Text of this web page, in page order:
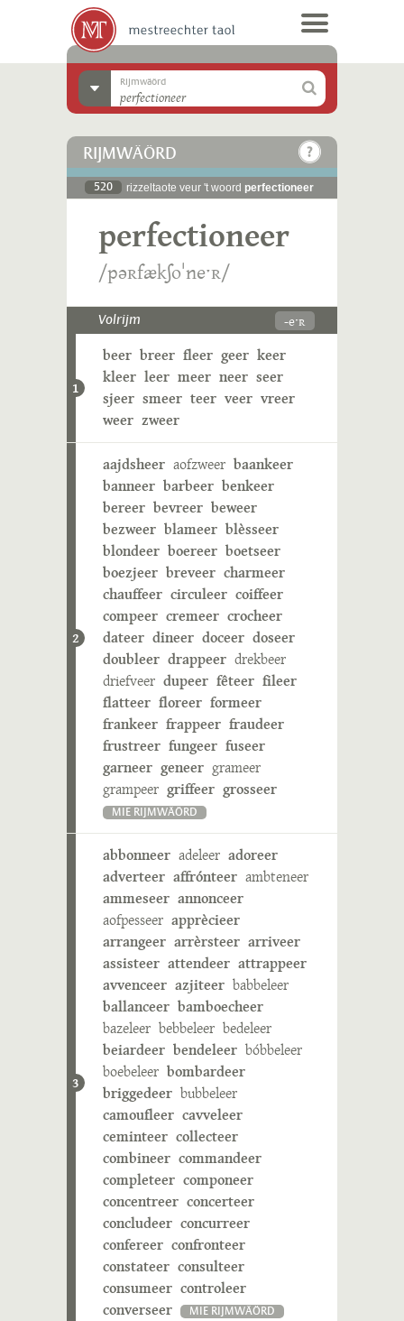
Rijmwäörd
RIJMWÄÖRD
520 rizzeltaote veur 't woord perfectioneer
perfectioneer
/pəʀfækʃoˈneˑʀ/
Volrijm -eˑʀ
1
beer breer fleer geer keer
kleer leer meer neer seer
sjeer smeer teer veer vreer
weer zweer
2
aajdsheer aofzweer baankeer
banneer barbeer benkeer
bereer bevreer beweer
bezweer blameer blèsseer
blondeer boereer boetseer
boezjeer breveer charmeer
chauffeer circuleer coiffeer
compeer cremeer crocheer
dateer dineer doceer doseer
doubleer drappeer drekbeer
driefveer dupeer fêteer fileer
flatteer floreer formeer
frankeer frappeer fraudeer
frustreer fungeer fuseer
garneer geneer grameer
grampeer griffeer grosseer
MIE RIJMWÄÖRD
3
abbonneer adeleer adoreer
adverteer affrónteer ambteneer
ammeseer annonceer
aofpesseer apprècieer
arrangeer arrèrsteer arriveer
assisteer attendeer attrappeer
avvenceer azjiteer babbeleer
ballanceer bamboecheer
bazeleer bebbeleer bedeleer
beiardeer bendeleer bóbbeleer
boebeleer bombardeer
briggedeer bubbeleer
camoufleer cavveleer
ceminteer collecteer
combineer commandeer
completeer componeer
concentreer concerteer
concludeer concurreer
confereer confronteer
constateer consulteer
consumeer controleer
converseer
MIE RIJMWÄÖRD